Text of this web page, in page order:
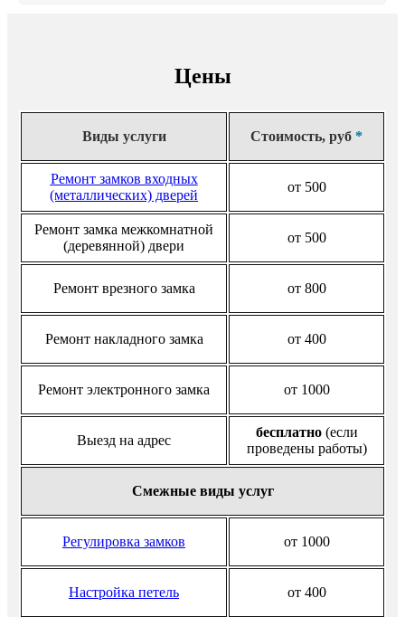
Цены
Виды услуги Стоимость, руб *
Ремонт замков входных
(металлических) дверей
от 500
Ремонт замка межкомнатной
(деревянной) двери
от 500
Ремонт врезного замка от 800
Ремонт накладного замка от 400
Ремонт электронного замка от 1000
Выезд на адрес
бесплатно(если
проведены работы)
Смежные виды услуг
Регулировка замков от 1000
Настройка петель от 400